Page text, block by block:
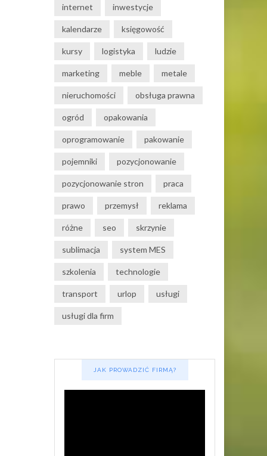
internet inwestycje
kalendarze księgowość
kursy logistyka ludzie
marketing meble metale
nieruchomości obsługa prawna
ogród opakowania
oprogramowanie pakowanie
pojemniki pozycjonowanie
pozycjonowanie stron praca
prawo przemysł reklama
różne seo skrzynie
sublimacja system MES
szkolenia technologie
transport urlop usługi
usługi dla firm
JAK PROWADZIĆ FIRMĄ?